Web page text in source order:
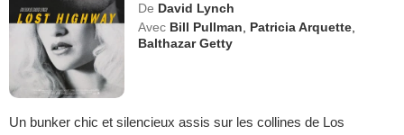
De David Lynch
Avec Bill Pullman, Patricia Arquette,
Balthazar Getty
Un bunker chic et silencieux assis sur les collines de Los